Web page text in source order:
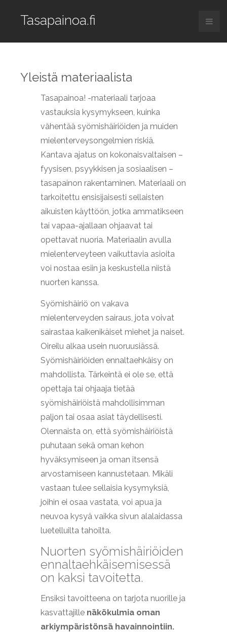
Tasapainoa.fi
Yleistä materiaalista
Tasapainoa! -materiaali tarjoaa
vastauksia kysymykseen, kuinka
vähentää syömishäiriöiden ja muiden
mielenterveysongelmien riskiä.
Kantava ajatus on kokonaisvaltaisen –
fyysisen, psyykkisen ja sosiaalisen –
tasapainon rakentaminen. Materiaali on
tarkoitettu ensisijaisesti sellaisten
aikuisten käyttöön, jotka ammatikseen
tai vapaa-ajallaan ohjaavat tai
opettavat nuoria. Materiaalin avulla
mielenterveyteen vaikuttavia asioita
voi nostaa esiin ja keskustella niistä
nuorten kanssa.
Syömishäiriö on vakava
mielenterveyden sairaus, jota voivat
sairastaa kaikenikäiset miehet ja naiset.
Oireilu alkaa usein nuoruusiässä.
Syömishäiriöiden ennaltaehkäisy on
mahdollista. Tärkeintä ei ole se, että
opettaja tai ohjaaja tietää
syömishäiriöistä mahdollisimman
paljon tai osaa asiat täydellisesti.
Olennaista on, että syömishäiriöistä
puhutaan sekä oman kehon
hyväksymiseen ja oman itsensä
arvostamiseen kannustetaan. Mikäli
vastaan tulee sellaisia kysymyksiä,
joihin ei osaa vastata, voi apua ja
neuvoa kysyä vaikka sivun alalaidassa
luetelluilta tahoilta.
Nuorten syömishäiriöiden
ennaltaehkäisemisessä
on kaksi tavoitetta.
Ensiksi tavoitteena on tarjota nuorille ja
kasvattajille näkökulmia oman
arkiympäristönsä havainnointiin.